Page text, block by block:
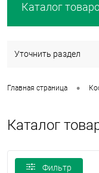
Каталог
Уточнить раздел
Главная страница •
Каталог
Фильтр